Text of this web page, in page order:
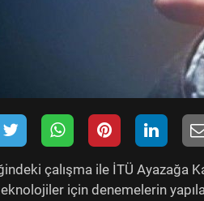
çalışma ile İTÜ Ayazağa
için denemelerin